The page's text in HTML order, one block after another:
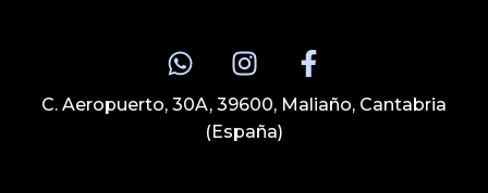
C. Aeropuerto, 30A, 39600, Maliaño, Cantabria
(España)